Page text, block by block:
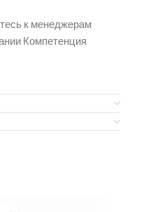
к менеджерам
Компетенция